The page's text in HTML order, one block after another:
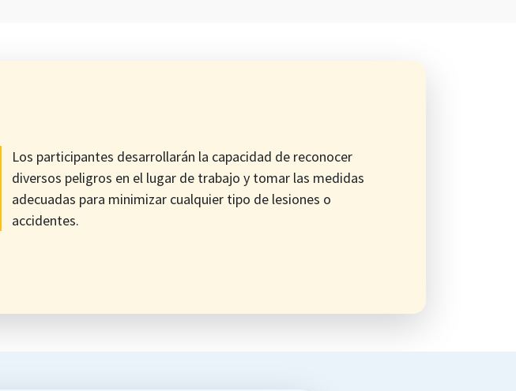
Los participantes desarrollarán la capacidad de reconocer
diversos peligros en el lugar de trabajo y tomar las medidas
adecuadas para minimizar cualquier tipo de lesiones o
accidentes.